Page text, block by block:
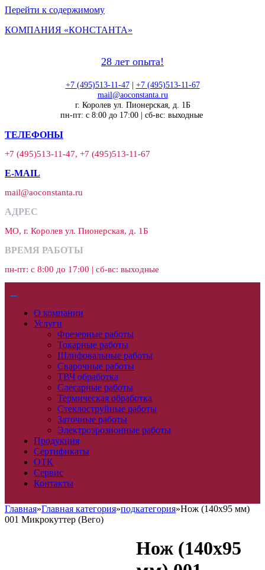
Перейти к содержимому
КОМПАНИЯ «КОНСТАНТА»
28 лет опыта!
+7 (495)513-11-47| +7 (495)513-11-67
mail@aoconstanta.ru
г. Королев ул. Пионерская, д. 1Б
пн-пт: с 8:00 до 17:00 | сб-вс: выходные
ТЕЛЕФОНЫ
+7 (495)513-11-47, +7 (495)513-11-67
E-MAIL
mail@aoconstanta.ru
АДРЕС
МО, г. Королев ул. Пионерская, д. 1Б
ВРЕМЯ РАБОТЫ
пн-пт: с 8:00 до 17:00 | сб-вс: выходные
О компании
Услуги
Фрезерные работы
Токарные работы
Шлифовальные работы
Сварочные работы
ТВЧ обработка
Слесарные работы
Термическая обработка
Стеклоструйные работы
Заточные работы
Электроэрозионные работы
Продукция
Сертификаты
ОТК
Сервис
Контакты
Главная»Главная категория»подкатегория»Нож (140х95 мм)
001 Микрокуттер (Вего)
Нож (140х95